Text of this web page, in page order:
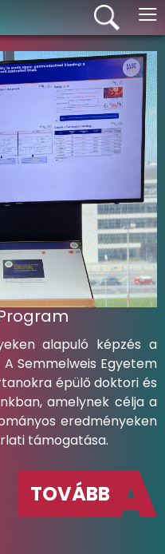
≡
alapuló képzés a
Semmelweis Egyetem
épülő doktori és
amelynek célja a
eredményeken
támogatása.
TOVÁBB